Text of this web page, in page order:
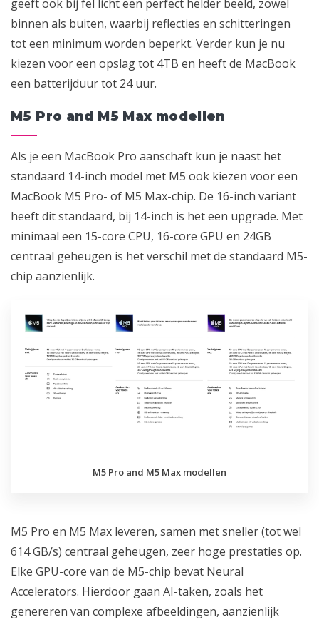
geeft ook bij fel licht een perfect helder beeld, zowel
binnen als buiten, waarbij reflecties en schitteringen
tot een minimum worden beperkt. Verder kun je nu
kiezen voor een opslag tot 4TB en heeft de MacBook
een batterijduur tot 24 uur.
M5 Pro and M5 Max modellen
Als je een MacBook Pro aanschaft kun je naast het
standaard 14-inch model met M5 ook kiezen voor een
MacBook M5 Pro- of M5 Max-chip. De 16-inch variant
heeft dit standaard, bij 14-inch is het een upgrade. Met
minimaal een 15-core CPU, 16-core GPU en 24GB
centraal geheugen is het verschil met de standaard M5-
chip aanzienlijk.
M5 Pro and M5 Max modellen
M5 Pro en M5 Max leveren, samen met sneller (tot wel
614 GB/s) centraal geheugen, zeer hoge prestaties op.
Elke GPU-core van de M5-chip bevat Neural
Accelerators. Hierdoor gaan AI-taken, zoals het
genereren van complexe afbeeldingen, aanzienlijk